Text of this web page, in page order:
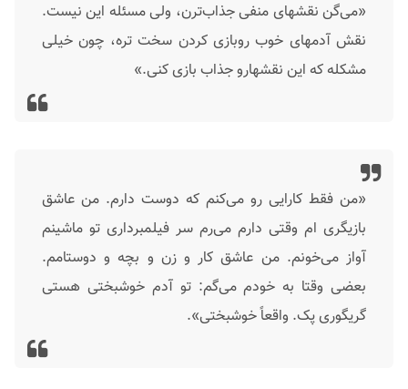
«می‌گن نقشهای منفی جذاب‌ترن، ولی مسئله این نیست.
نقش آدمهای خوب روبازی کردن سخت تره، چون خیلی
مشکله که این نقشهارو جذاب بازی کنی.»
«من فقط کارایی رو می‌کنم که دوست دارم. من عاشق
بازیگری ام وقتی دارم می‌رم سر فیلمبرداری تو ماشینم
آواز می‌خونم. من عاشق کار و زن و بچه و دوستامم.
بعضی وقتا به خودم می‌گم: تو آدم خوشبختی هستی
گریگوری پک. واقعاً خوشبختی».